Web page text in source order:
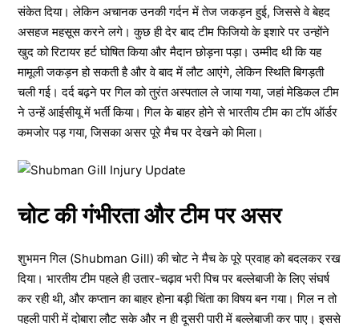
संकेत दिया। लेकिन अचानक उनकी गर्दन में तेज जकड़न हुई, जिससे वे बेहद
असहज महसूस करने लगे। कुछ ही देर बाद टीम फिजियो के इशारे पर उन्होंने
खुद को रिटायर हर्ट घोषित किया और मैदान छोड़ना पड़ा। उम्मीद थी कि यह
मामूली जकड़न हो सकती है और वे बाद में लौट आएंगे, लेकिन स्थिति बिगड़ती
चली गई। दर्द बढ़ने पर गिल को तुरंत अस्पताल ले जाया गया, जहां मेडिकल टीम
ने उन्हें आईसीयू में भर्ती किया। गिल के बाहर होने से भारतीय टीम का टॉप ऑर्डर
कमजोर पड़ गया, जिसका असर पूरे मैच पर देखने को मिला।
चोट की गंभीरता और टीम पर असर
शुभमन गिल (Shubman Gill) की चोट ने मैच के पूरे प्रवाह को बदलकर रख
दिया। भारतीय टीम पहले ही उतार-चढ़ाव भरी पिच पर बल्लेबाजी के लिए संघर्ष
कर रही थी, और कप्तान का बाहर होना बड़ी चिंता का विषय बन गया। गिल न तो
पहली पारी में दोबारा लौट सके और न ही दूसरी पारी में बल्लेबाजी कर पाए। इससे